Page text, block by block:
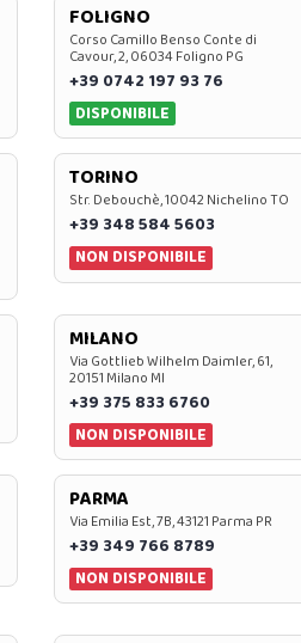
FOLIGNO
Corso Camillo Benso Conte di
Cavour, 2, 06034 Foligno PG
+39 0742 197 93 76
DISPONIBILE
TORINO
Str. Debouchè, 10042 Nichelino TO
+39 348 584 5603
NON DISPONIBILE
MILANO
Via Gottlieb Wilhelm Daimler, 61,
20151 Milano MI
+39 375 833 6760
NON DISPONIBILE
PARMA
Via Emilia Est, 7B, 43121 Parma PR
+39 349 766 8789
NON DISPONIBILE